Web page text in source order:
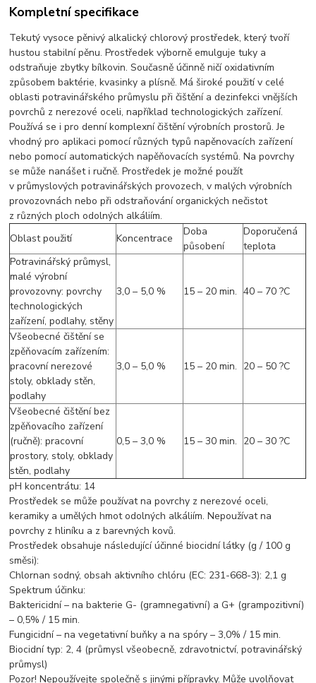
Kompletní specifikace
Tekutý vysoce pěnivý alkalický chlorový prostředek, který tvoří
hustou stabilní pěnu. Prostředek výborně emulguje tuky a
odstraňuje zbytky bílkovin. Současně účinně ničí oxidativním
způsobem baktérie, kvasinky a plísně. Má široké použití v celé
oblasti potravinářského průmyslu při čištění a dezinfekci vnějších
povrchů z nerezové oceli, například technologických zařízení.
Používá se i pro denní komplexní čištění výrobních prostorů. Je
vhodný pro aplikaci pomocí různých typů napěnovacích zařízení
nebo pomocí automatických napěňovacích systémů. Na povrchy
se může nanášet i ručně. Prostředek je možné použít
v průmyslových potravinářských provozech, v malých výrobních
provozovnách nebo při odstraňování organických nečistot
z různých ploch odolných alkáliím.
Oblast použití
Koncentrace
Doba
působení
Doporučená
teplota
Potravinářský průmysl,
malé výrobní
provozovny: povrchy
technologických
zařízení, podlahy, stěny
3,0 – 5,0 % 15 – 20 min. 40 – 70 ?C
Všeobecné čištění se
zpěňovacím zařízením:
pracovní nerezové
stoly, obklady stěn,
podlahy
3,0 – 5,0 % 15 – 20 min. 20 – 50 ?C
Všeobecné čištění bez
zpěňovacího zařízení
(ručně): pracovní
prostory, stoly, obklady
stěn, podlahy
0,5 – 3,0 % 15 – 30 min. 20 – 30 ?C
pH koncentrátu: 14
Prostředek se může používat na povrchy z nerezové oceli,
keramiky a umělých hmot odolných alkáliím. Nepoužívat na
povrchy z hliníku a z barevných kovů.
Prostředek obsahuje následující účinné biocidní látky (g / 100 g
směsi):
Chlornan sodný, obsah aktivního chlóru (EC: 231-668-3): 2,1 g
Spektrum účinku:
Baktericidní – na bakterie G- (gramnegativní) a G+ (grampozitivní)
– 0,5% / 15 min.
Fungicidní – na vegetativní buňky a na spóry – 3,0% / 15 min.
Biocidní typ: 2, 4 (průmysl všeobecně, zdravotnictví, potravinářský
průmysl)
Pozor! Nepoužívejte společně s jinými přípravky. Může uvolňovat